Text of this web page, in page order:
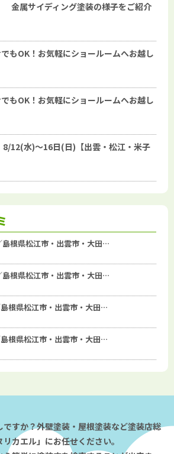
金属サイディング塗装の様子をご紹介
もOK！お気軽にショールームへお越し
もOK！お気軽にショールームへお越し
12(水)～16日(日)【出雲・松江・米子
根県松江市・出雲市・大田…
根県松江市・出雲市・大田…
根県松江市・出雲市・大田…
根県松江市・出雲市・大田…
すか？外壁塗装・屋根塗装など塗装店総
カエル」にお任せください。